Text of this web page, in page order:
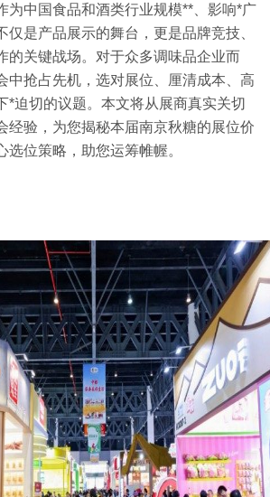
为中国食品和酒类行业规模**、影响*广
仅是产品展示的舞台，更是品牌竞技、
的关键战场。对于众多调味品企业而
中抢占先机，选对展位、厘清成本、高
*迫切的议题。本文将从展商真实关切
经验，为您揭秘本届南京秋糖的展位价
选位策略，助您运筹帷幄。